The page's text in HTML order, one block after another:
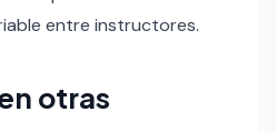
entre instructores.
otras